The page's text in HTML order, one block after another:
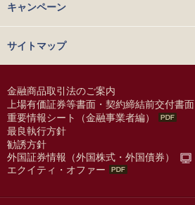
キャンペーン
サイトマップ
金融商品取引法のご案内
上場有価証券等書面・契約締結前交付書面
重要情報シート（金融事業者編）
最良執行方針
勧誘方針
外国証券情報（外国株式・外国債券）
エクイティ・オファー